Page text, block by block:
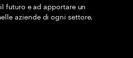
futuro e ad apportare un
aziende di ogni settore.